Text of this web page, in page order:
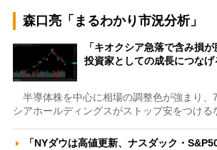
森口亮「まるわかり市況分析」
「キオクシア急落で含み損
投資家としての成長につな
半導体株を中心に相場の調整色が強まり、
シアホールディングスがストップ安をつけ
「NYダウは高値更新、ナスダック・